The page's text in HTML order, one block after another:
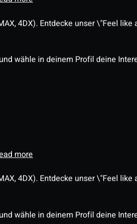
4DX). Entdecke unser \"Feel
wähle in deinem Profil deine
more
4DX). Entdecke unser \"Feel
wähle in deinem Profil deine